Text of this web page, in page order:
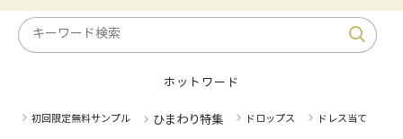
ホットワード
初回限定無料サンプル ひまわり特集 ドロップス ドレス当て